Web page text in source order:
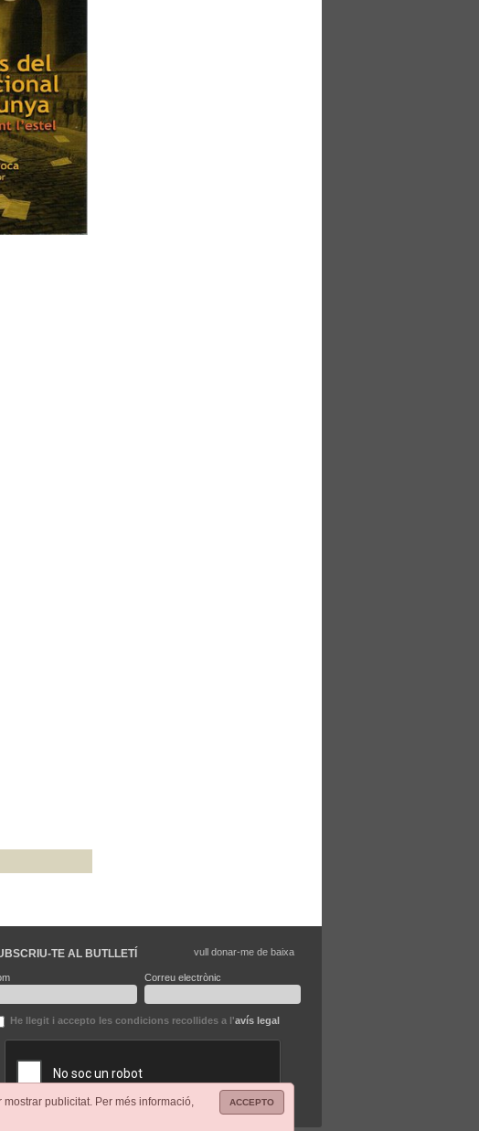
ACCEPTO
publicitat. Per més informació,
TE AL BUTLLETÍ
Correu electrònic
He llegit i accepto les condicions recollides a l'avís legal
vull donar-me de baixa